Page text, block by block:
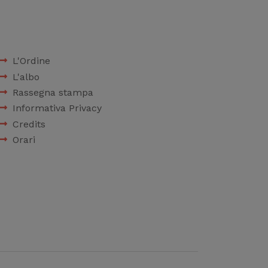
L'Ordine
L'albo
Rassegna stampa
Informativa Privacy
Credits
Orari